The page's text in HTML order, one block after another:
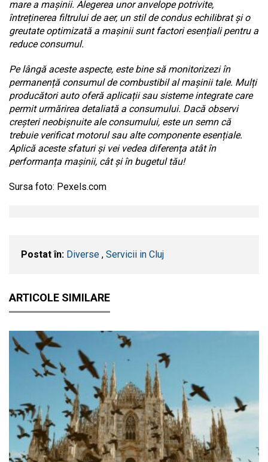
mare a mașinii. Alegerea unor anvelope potrivite,
întreținerea filtrului de aer, un stil de condus echilibrat și o
greutate optimizată a mașinii sunt factori esențiali pentru a
reduce consumul.
Pe lângă aceste aspecte, este bine să monitorizezi în
permanență consumul de combustibil al mașinii tale. Mulți
producători auto oferă aplicații sau sisteme integrate care
permit urmărirea detaliată a consumului. Dacă observi
creșteri neobișnuite ale consumului, este un semn că
trebuie verificat motorul sau alte componente esențiale.
Aplică aceste sfaturi și vei vedea diferența atât în
performanța mașinii, cât și în bugetul tău!
Sursa foto: Pexels.com
Postat în: Diverse , Servicii in Cluj
ARTICOLE SIMILARE